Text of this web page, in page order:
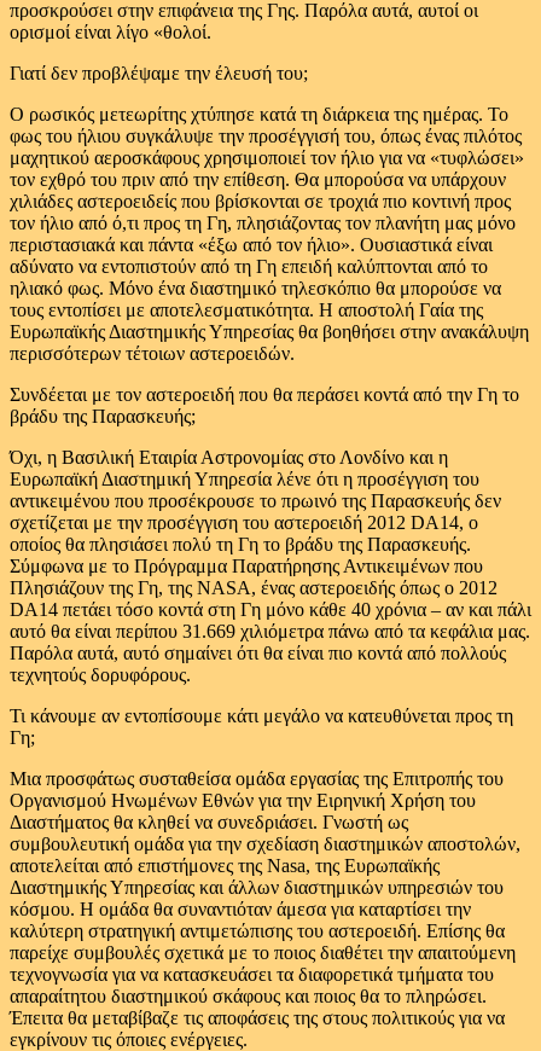
προσκρούσει στην επιφάνεια της Γης. Παρόλα αυτά, αυτοί οι
ορισμοί είναι λίγο «θολοί.
Γιατί δεν προβλέψαμε την έλευσή του;
Ο ρωσικός μετεωρίτης χτύπησε κατά τη διάρκεια της ημέρας. Το
φως του ήλιου συγκάλυψε την προσέγγισή του, όπως ένας πιλότος
μαχητικού αεροσκάφους χρησιμοποιεί τον ήλιο για να «τυφλώσει»
τον εχθρό του πριν από την επίθεση. Θα μπορούσα να υπάρχουν
χιλιάδες αστεροειδείς που βρίσκονται σε τροχιά πιο κοντινή προς
τον ήλιο από ό,τι προς τη Γη, πλησιάζοντας τον πλανήτη μας μόνο
περιστασιακά και πάντα «έξω από τον ήλιο». Ουσιαστικά είναι
αδύνατο να εντοπιστούν από τη Γη επειδή καλύπτονται από το
ηλιακό φως. Μόνο ένα διαστημικό τηλεσκόπιο θα μπορούσε να
τους εντοπίσει με αποτελεσματικότητα. Η αποστολή Γαία της
Ευρωπαϊκής Διαστημικής Υπηρεσίας θα βοηθήσει στην ανακάλυψη
περισσότερων τέτοιων αστεροειδών.
Συνδέεται με τον αστεροειδή που θα περάσει κοντά από την Γη το
βράδυ της Παρασκευής;
Όχι, η Βασιλική Εταιρία Αστρονομίας στο Λονδίνο και η
Ευρωπαϊκή Διαστημική Υπηρεσία λένε ότι η προσέγγιση του
αντικειμένου που προσέκρουσε το πρωινό της Παρασκευής δεν
σχετίζεται με την προσέγγιση του αστεροειδή 2012 DA14, ο
οποίος θα πλησιάσει πολύ τη Γη το βράδυ της Παρασκευής.
Σύμφωνα με το Πρόγραμμα Παρατήρησης Αντικειμένων που
Πλησιάζουν της Γη, της NASA, ένας αστεροειδής όπως ο 2012
DA14 πετάει τόσο κοντά στη Γη μόνο κάθε 40 χρόνια – αν και πάλι
αυτό θα είναι περίπου 31.669 χιλιόμετρα πάνω από τα κεφάλια μας.
Παρόλα αυτά, αυτό σημαίνει ότι θα είναι πιο κοντά από πολλούς
τεχνητούς δορυφόρους.
Τι κάνουμε αν εντοπίσουμε κάτι μεγάλο να κατευθύνεται προς τη
Γη;
Μια προσφάτως συσταθείσα ομάδα εργασίας της Επιτροπής του
Οργανισμού Ηνωμένων Εθνών για την Ειρηνική Χρήση του
Διαστήματος θα κληθεί να συνεδριάσει. Γνωστή ως
συμβουλευτική ομάδα για την σχεδίαση διαστημικών αποστολών,
αποτελείται από επιστήμονες της Νasa, της Ευρωπαϊκής
Διαστημικής Υπηρεσίας και άλλων διαστημικών υπηρεσιών του
κόσμου. Η ομάδα θα συναντιόταν άμεσα για καταρτίσει την
καλύτερη στρατηγική αντιμετώπισης του αστεροειδή. Επίσης θα
παρείχε συμβουλές σχετικά με το ποιος διαθέτει την απαιτούμενη
τεχνογνωσία για να κατασκευάσει τα διαφορετικά τμήματα του
απαραίτητου διαστημικού σκάφους και ποιος θα το πληρώσει.
Έπειτα θα μεταβίβαζε τις αποφάσεις της στους πολιτικούς για να
εγκρίνουν τις όποιες ενέργειες.